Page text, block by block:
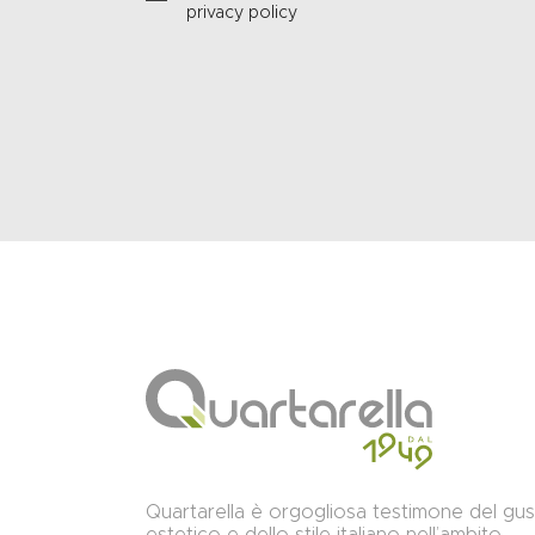
privacy policy
Quartarella è orgogliosa testimone del